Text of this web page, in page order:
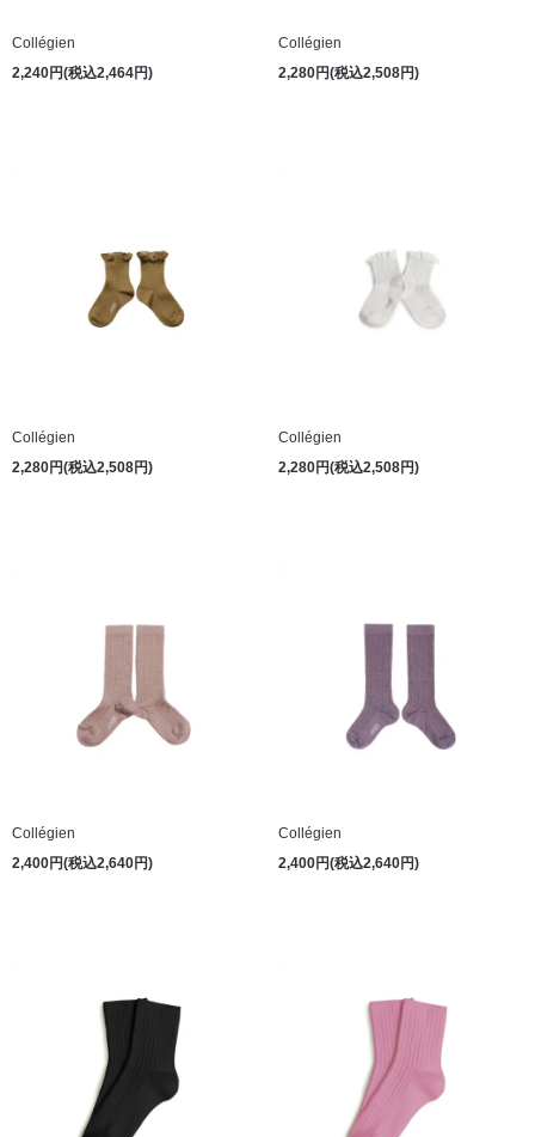
Collégien
2,240円(税込2,464円)
Collégien
2,280円(税込2,508円)
Collégien
2,280円(税込2,508円)
Collégien
2,280円(税込2,508円)
Collégien
2,400円(税込2,640円)
Collégien
2,400円(税込2,640円)